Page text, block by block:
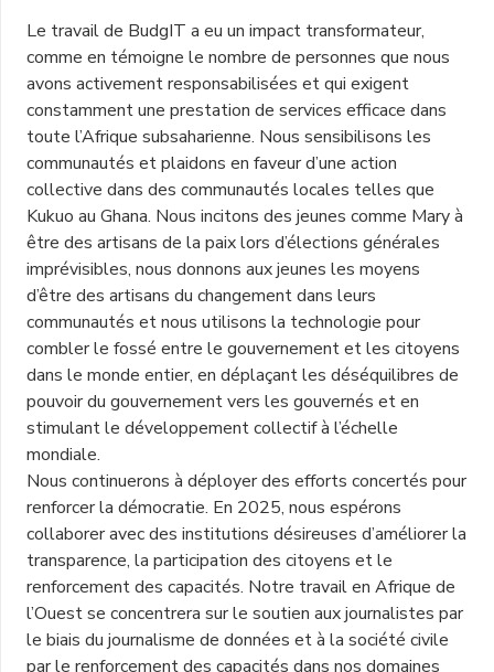
Le travail de BudgIT a eu un impact transformateur,
comme en témoigne le nombre de personnes que nous
avons activement responsabilisées et qui exigent
constamment une prestation de services efficace dans
toute l’Afrique subsaharienne. Nous sensibilisons les
communautés et plaidons en faveur d’une action
collective dans des communautés locales telles que
Kukuo au Ghana. Nous incitons des jeunes comme Mary à
être des artisans de la paix lors d’élections générales
imprévisibles, nous donnons aux jeunes les moyens
d’être des artisans du changement dans leurs
communautés et nous utilisons la technologie pour
combler le fossé entre le gouvernement et les citoyens
dans le monde entier, en déplaçant les déséquilibres de
pouvoir du gouvernement vers les gouvernés et en
stimulant le développement collectif à l’échelle
mondiale.
Nous continuerons à déployer des efforts concertés pour
renforcer la démocratie. En 2025, nous espérons
collaborer avec des institutions désireuses d’améliorer la
transparence, la participation des citoyens et le
renforcement des capacités. Notre travail en Afrique de
l’Ouest se concentrera sur le soutien aux journalistes par
le biais du journalisme de données et à la société civile
par le renforcement des capacités dans nos domaines